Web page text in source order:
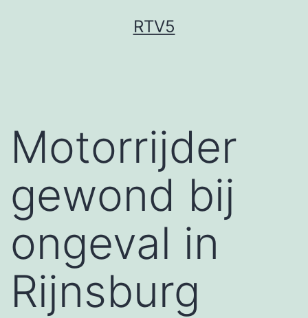
RTV5
Motorrijder
gewond bij
ongeval in
Rijnsburg